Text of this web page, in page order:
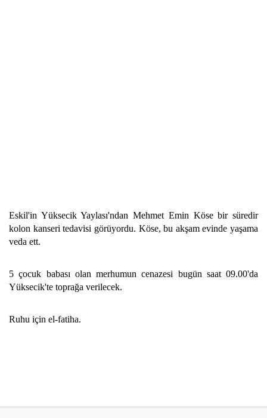
Eskil'in Yüksecik Yaylası'ndan Mehmet Emin Köse bir süredir
kolon kanseri tedavisi görüyordu. Köse, bu akşam evinde yaşama
veda ett.
5 çocuk babası olan merhumun cenazesi bugün saat 09.00'da
Yüksecik'te toprağa verilecek.
Ruhu için el-fatiha.